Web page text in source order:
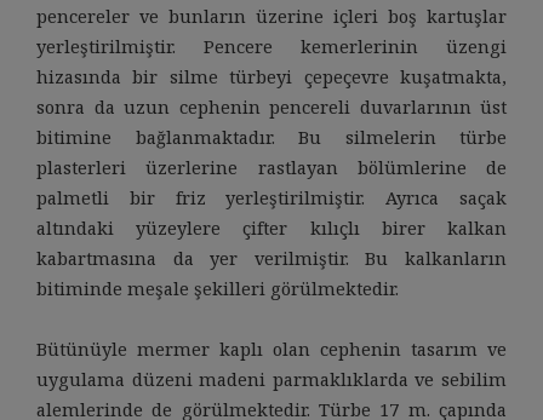
pencereler ve bunların üzerine içleri boş kartuşlar
yerleştirilmiştir. Pencere kemerlerinin üzengi
hizasında bir silme türbeyi çepeçevre kuşatmakta,
sonra da uzun cephenin pencereli duvarlarının üst
bitimine bağlanmaktadır. Bu silmelerin türbe
plasterleri üzerlerine rastlayan bölümlerine de
palmetli bir friz yerleştirilmiştir. Ayrıca saçak
altındaki yüzeylere çifter kılıçlı birer kalkan
kabartmasına da yer verilmiştir. Bu kalkanların
bitiminde meşale şekilleri görülmektedir.
Bütünüyle mermer kaplı olan cephenin tasarım ve
uygulama düzeni madeni parmaklıklarda ve sebilim
alemlerinde de görülmektedir. Türbe 17 m. çapında